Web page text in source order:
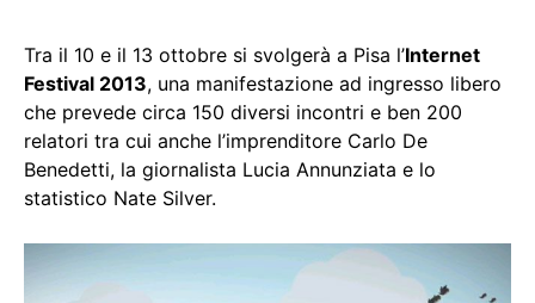
Tra il 10 e il 13 ottobre si svolgerà a Pisa l’Internet
Festival 2013, una manifestazione ad ingresso libero
che prevede circa 150 diversi incontri e ben 200
relatori tra cui anche l’imprenditore Carlo De
Benedetti, la giornalista Lucia Annunziata e lo
statistico Nate Silver.